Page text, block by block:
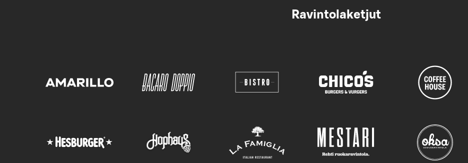
Ravintolaketjut